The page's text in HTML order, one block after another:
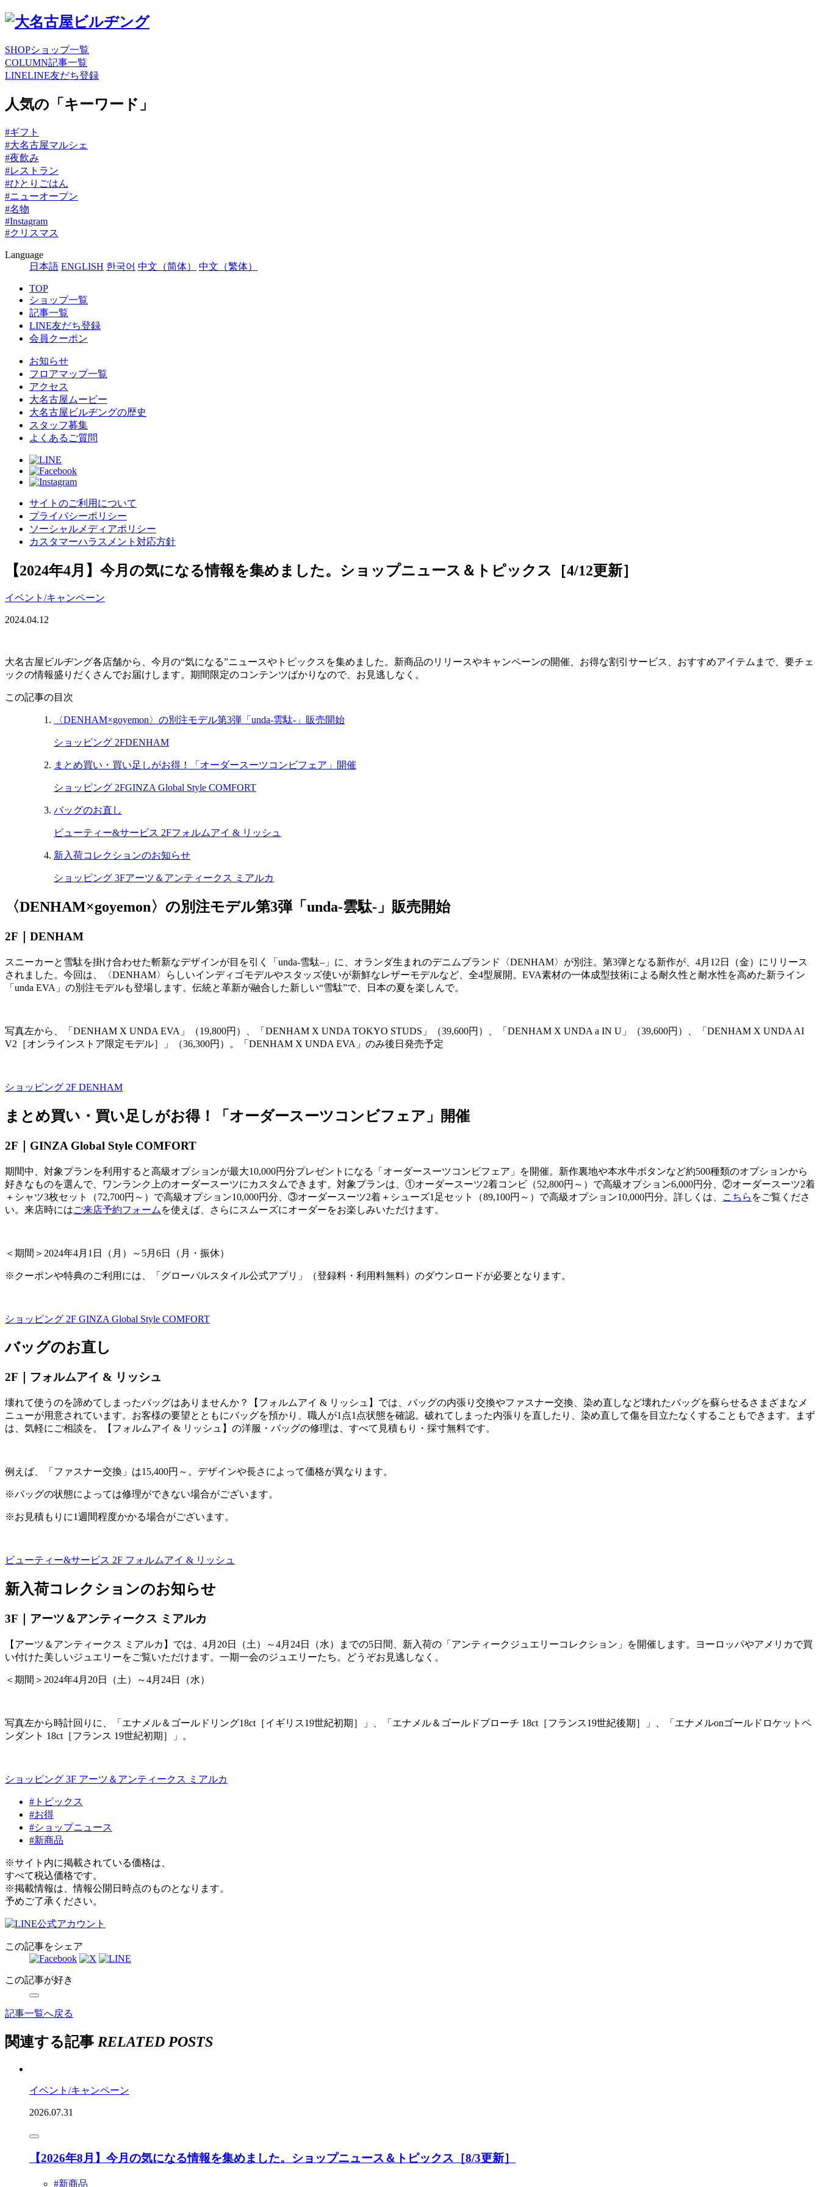
SHOPショップ一覧
COLUMN記事一覧
LINELINE友だち登録
人気の「キーワード」
#ギフト
#大名古屋マルシェ
#夜飲み
#レストラン
#ひとりごはん
#ニューオープン
#名物
#Instagram
#クリスマス
Language
日本語 ENGLISH 한국어 中文（简体） 中文（繁体）
TOP
ショップ一覧
記事一覧
LINE友だち登録
会員クーポン
お知らせ
フロアマップ一覧
アクセス
大名古屋ムービー
大名古屋ビルヂングの歴史
スタッフ募集
よくあるご質問
サイトのご利用について
プライバシーポリシー
ソーシャルメディアポリシー
カスタマーハラスメント対応方針
【2024年4月】今月の気になる情報を集めました。ショップニュース＆トピックス［4/12更新］
イベント/キャンペーン
2024.04.12
大名古屋ビルヂング各店舗から、今月の“気になる”ニュースやトピックスを集めました。新商品のリリースやキャンペーンの開催、お得な割引サービス、おすすめアイテムまで、要チェ
ックの情報盛りだくさんでお届けします。期間限定のコンテンツばかりなので、お見逃しなく。
この記事の目次
〈DENHAM×goyemon〉の別注モデル第3弾「unda-雲駄-」販売開始
ショッピング 2FDENHAM
まとめ買い・買い足しがお得！「オーダースーツコンビフェア」開催
ショッピング 2FGINZA Global Style COMFORT
バッグのお直し
ビューティー&サービス 2Fフォルムアイ & リッシュ
新入荷コレクションのお知らせ
ショッピング 3Fアーツ＆アンティークス ミアルカ
〈DENHAM×goyemon〉の別注モデル第3弾「unda-雲駄-」販売開始
2F｜ DENHAM
スニーカーと雪駄を掛け合わせた斬新なデザインが目を引く「 unda-雪駄– 」に、オランダ生まれのデニムブランド〈DENHAM〉が別注。第3弾となる新作が、 4月 12 日（金）にリリース
されました。今回は、〈DENHAM〉らしいインディゴモデルやスタッズ使いが新鮮なレザーモデルなど、全4型展開。 EVA素材の一体成型技術による耐久性と耐水性を高めた新ライン
「 unda EVA 」の別注モデルも登場します。伝統と革新が融合した新しい“雪駄”で、日本の夏を楽しんで。
写真左から、「 DENHAM X UNDA EVA 」（19,800円）、「 DENHAM X UNDA TOKYO STUDS 」（39,600円）、「 DENHAM X UNDA a IN U 」（39,600円）、「 DENHAM X UNDA AI
V2 ［オンラインストア限定モデル］」（36,300円）。「 DENHAM X UNDA EVA 」のみ後日発売予定
ショッピング 2F DENHAM
まとめ買い・買い足しがお得！「オーダースーツコンビフェア」開催
2F｜ GINZA Global Style COMFORT
期間中、対象プランを利用すると高級オプションが最大10,000円分プレゼントになる「オーダースーツコンビフェア」を開催。新作裏地や本水牛ボタンなど約500種類のオプションから
好きなものを選んで、ワンランク上のオーダースーツにカスタムできます。対象プランは、①オーダースーツ2着コンビ（52,800円～）で高級オプション6,000円分、 ②オーダースーツ2着
＋シャツ3枚セット（72,700円～）で高級オプション10,000円分、 ③オーダースーツ2着＋シューズ1 足セット（89,100円～）で高級オプション10,000円分。詳しくは、 こちら をご覧くださ
い。来店時にはご来店予約フォーム を使えば、さらにスムーズにオーダーをお楽しみいただけます。
＜期間＞ 2024年4月 1 日（月）～ 5月 6日（月・振休）
※クーポンや特典のご利用には、「グローバルスタイル公式アプリ」（登録料・利用料無料）のダウンロードが必要となります。
ショッピング 2F GINZA Global Style COMFORT
バッグのお直し
2F｜フォルムアイ & リッシュ
壊れて使うのを諦めてしまったバッグはありませんか？【フォルムアイ & リッシュ】では、バッグの内張り交換やファスナー交換、染め直しなど壊れたバッグを蘇らせるさまざまなメ
ニューが用意されています。お客様の要望とともにバッグを預かり、職人が1 点1 点状態を確認。破れてしまった内張りを直したり、染め直して傷を目立たなくすることもできます。まず
は、気軽にご相談を。【フォルムアイ & リッシュ】の洋服・バッグの修理は、すべて見積もり・採寸無料です。
例えば、「ファスナー交換」は15,400円～。デザインや長さによって価格が異なります。
※バッグの状態によっては修理ができない場合がございます。
※お見積もりに1週間程度かかる場合がございます。
ビューティー&サービス 2F フォルムアイ & リッシュ
新入荷コレクションのお知らせ
3F｜アーツ＆アンティークス ミアルカ
【アーツ＆アンティークス ミアルカ】では、 4月 20日（土）～4月 24日（水）までの5日間、新入荷の「アンティークジュエリーコレクション」を開催します。ヨーロッパやアメリカで買
い付けた美しいジュエリーをご覧いただけます。一期一会のジュエリーたち。どうぞお見逃しなく。
＜期間＞ 2024年4月 20日（土）～4月 24日（水）
写真左から時計回りに、「エナメル＆ゴールドリング18ct ［イギリス19世紀初期］」、「エナメル＆ゴールドブローチ 18ct ［フランス19世紀後期］」、「エナメルonゴールドロケットペ
ンダント 18ct ［フランス 19世紀初期］」。
ショッピング 3F アーツ＆アンティークス ミアルカ
#トピックス
#お得
#ショップニュース
#新商品
※サイト内に掲載されている価格は、
すべて税込価格です。
※掲載情報は、情報公開日時点のものとなります。
予めご了承ください。
この記事をシェア
この記事が好き
記事一覧へ戻る
関連する記事 RELATED POSTS
イベント/キャンペーン
2026.07.31
【2026年8月】今月の気になる情報を集めました。ショップニュース＆トピックス［8/3更新］
#新商品